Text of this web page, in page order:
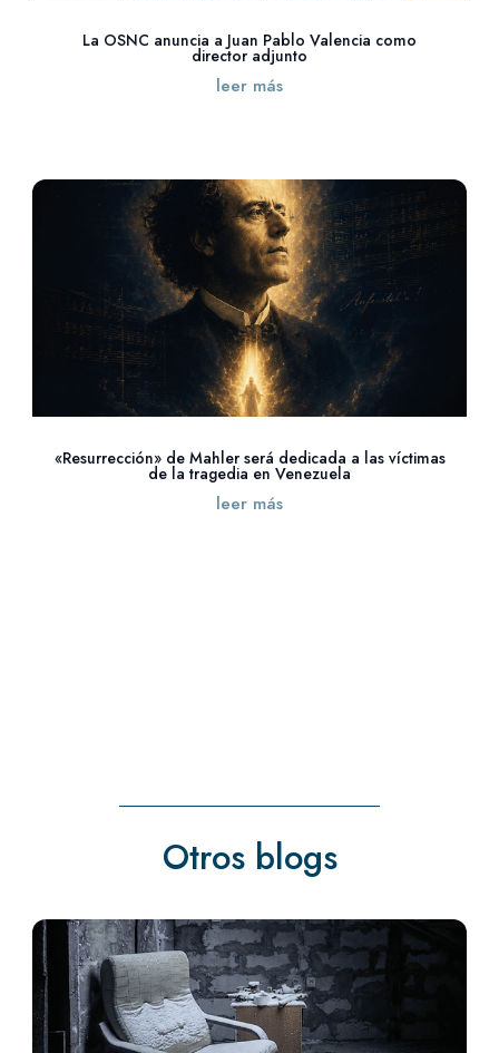
La OSNC anuncia a Juan Pablo Valencia como
director adjunto
leer más
«Resurrección» de Mahler será dedicada a las víctimas
de la tragedia en Venezuela
leer más
Otros blogs